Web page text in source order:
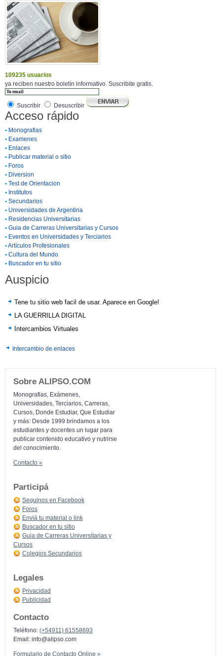
109235 usuarios
ya reciben nuestro boletín informativo. Suscribite gratis.
Suscribir Desuscribir
Acceso rápido
• Monografias
• Examenes
• Enlaces
• Publicar material o sitio
• Foros
• Diversion
• Test de Orientacion
• Institutos
• Secundarios
• Universidades de Argentina
• Residencias Universitarias
• Guia de Carreras Universitarias y Cursos
• Eventos en Universidades y Terciarios
•Artículos Profesionales
• Cultura del Mundo
• Buscador en tu sitio
Auspicio
Tene tu sitio web facil de usar. Aparece en Google!
LA GUERRILLA DIGITAL
Intercambios Virtuales
Intercambio de enlaces
Sobre ALIPSO.COM
Monografias, Exámenes,
Universidades, Terciarios, Carreras,
Cursos, Donde Estudiar, Que Estudiar
y más: Desde 1999 brindamos a los
estudiantes y docentes un lugar para
publicar contenido educativo y nutrirse
del conocimiento.
Contacto »
Participá
Seguinos en Facebook
Foros
Enviá tu material o link
Buscador en tu sitio
Guia de Carreras Universitarias y
Cursos
Colegios Secundarios
Legales
Privacidad
Publicidad
Contacto
Teléfono: (+54911) 61558693
Email: info@alipso.com
Formulario de Contacto Online »